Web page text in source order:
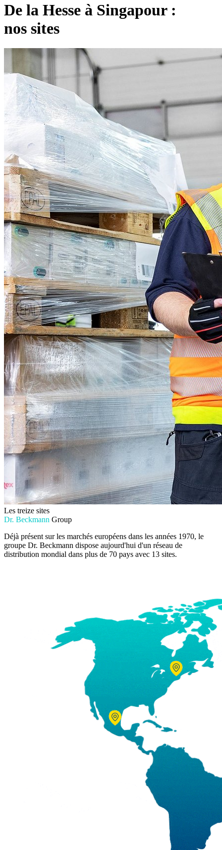
De la Hesse à Singapour :
nos sites
Les treize sites
Dr. Beckmann Group
Déjà présent sur les marchés européens dans les années 1970, le
groupe Dr. Beckmann dispose aujourd'hui d'un réseau de
distribution mondial dans plus de 70 pays avec 13 sites.